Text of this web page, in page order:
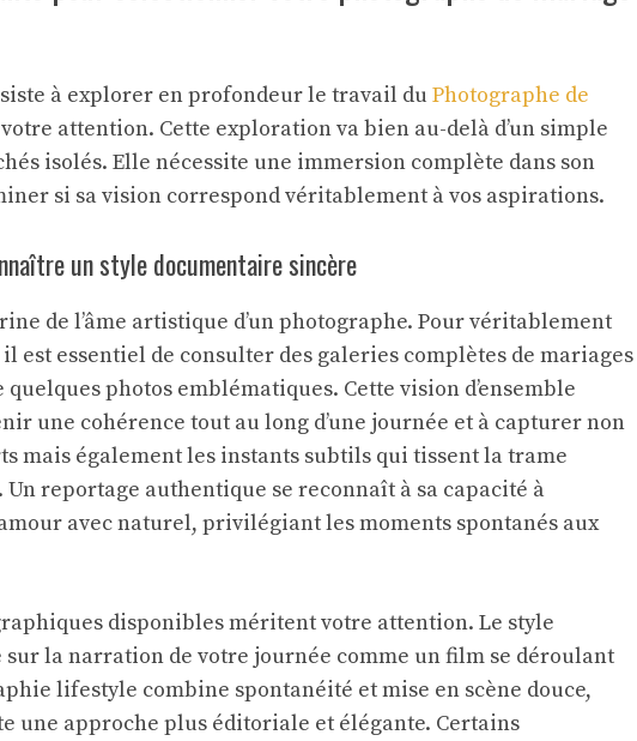
à explorer en profondeur le travail du Photographe de
attention. Cette exploration va bien au-delà d’un simple
isolés. Elle nécessite une immersion complète dans son
si sa vision correspond véritablement à vos aspirations.
un style documentaire sincère
de l’âme artistique d’un photographe. Pour véritablement
est essentiel de consulter des galeries complètes de mariages
photos emblématiques. Cette vision d’ensemble
une cohérence tout au long d’une journée et à capturer non
mais également les instants subtils qui tissent la trame
Un reportage authentique se reconnaît à sa capacité à
avec naturel, privilégiant les moments spontanés aux
disponibles méritent votre attention. Le style
la narration de votre journée comme un film se déroulant
lifestyle combine spontanéité et mise en scène douce,
une approche plus éditoriale et élégante. Certains